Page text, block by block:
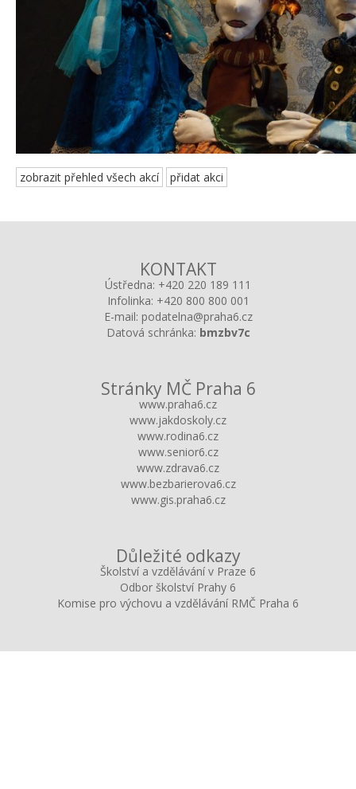
zobrazit přehled všech akcí přidat akci
KONTAKT
Ústředna: +420 220 189 111
Infolinka: +420 800 800 001
E-mail: podatelna@praha6.cz
Datová schránka: bmzbv7c
Stránky MČ Praha 6
www.praha6.cz
www.jakdoskoly.cz
www.rodina6.cz
www.senior6.cz
www.zdrava6.cz
www.bezbarierova6.cz
www.gis.praha6.cz
Důležité odkazy
Školství a vzdělávání v Praze 6
Odbor školství Prahy 6
Komise pro výchovu a vzdělávání RMČ Praha 6